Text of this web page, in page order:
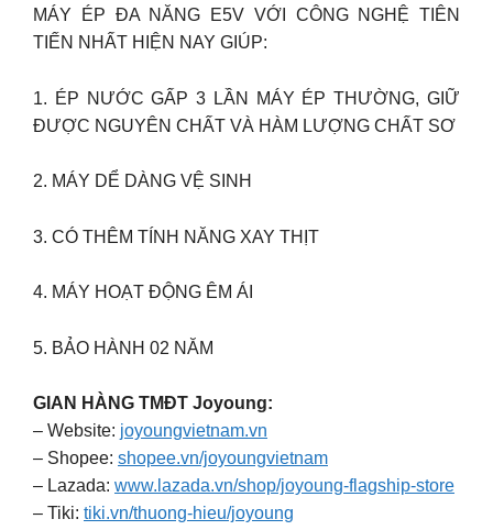
MÁY ÉP ĐA NĂNG E5V VỚI CÔNG NGHỆ TIÊN
TIẾN NHẤT HIỆN NAY GIÚP:
1. ÉP NƯỚC GẤP 3 LẦN MÁY ÉP THƯỜNG, GIỮ
ĐƯỢC NGUYÊN CHẤT VÀ HÀM LƯỢNG CHẤT SƠ
2. MÁY DỂ DÀNG VỆ SINH
3. CÓ THÊM TÍNH NĂNG XAY THỊT
4. MÁY HOẠT ĐỘNG ÊM ÁI
5. BẢO HÀNH 02 NĂM
GIAN HÀNG TMĐT Joyoung:
– Website: joyoungvietnam.vn
– Shopee: shopee.vn/joyoungvietnam
– Lazada: www.lazada.vn/shop/joyoung-flagship-store
– Tiki: tiki.vn/thuong-hieu/joyoung